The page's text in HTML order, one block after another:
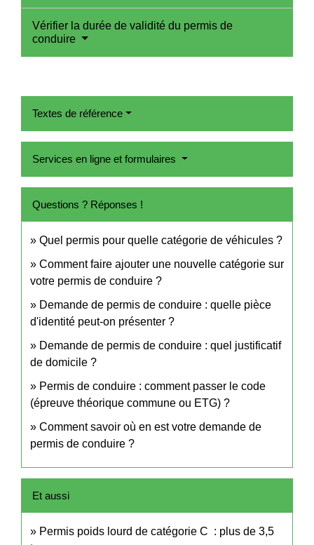
Vérifier la durée de validité du permis de
conduire
Textes de référence
Services en ligne et formulaires
Questions ? Réponses !
Quel permis pour quelle catégorie de véhicules ?
Comment faire ajouter une nouvelle catégorie sur
votre permis de conduire ?
Demande de permis de conduire : quelle pièce
d'identité peut-on présenter ?
Demande de permis de conduire : quel justificatif
de domicile ?
Permis de conduire : comment passer le code
(épreuve théorique commune ou ETG) ?
Comment savoir où en est votre demande de
permis de conduire ?
Et aussi
Permis poids lourd de catégorie C : plus de 3,5